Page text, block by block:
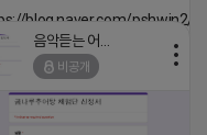
blog.naver.com/pshwin2/
04-18 17:12
비공개